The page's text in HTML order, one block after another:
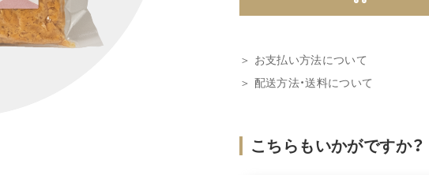
＞ お支払い方法について
＞ 配送方法・送料について
こちらもいかがですか？